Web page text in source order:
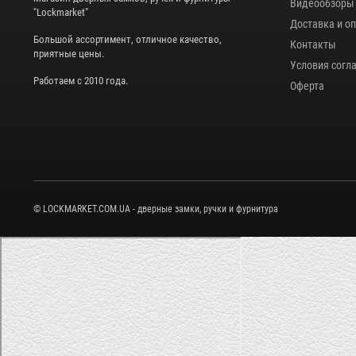
"Lockmarket"
Большой ассортимент, отличное качество,
приятные цены.
Работаем с 2010 года.
Видеообзоры
Доставка и
Контакты
Условия
Оферта
© LOCKMARKET.COM.UA - дверные замки, ручки и фурнитура